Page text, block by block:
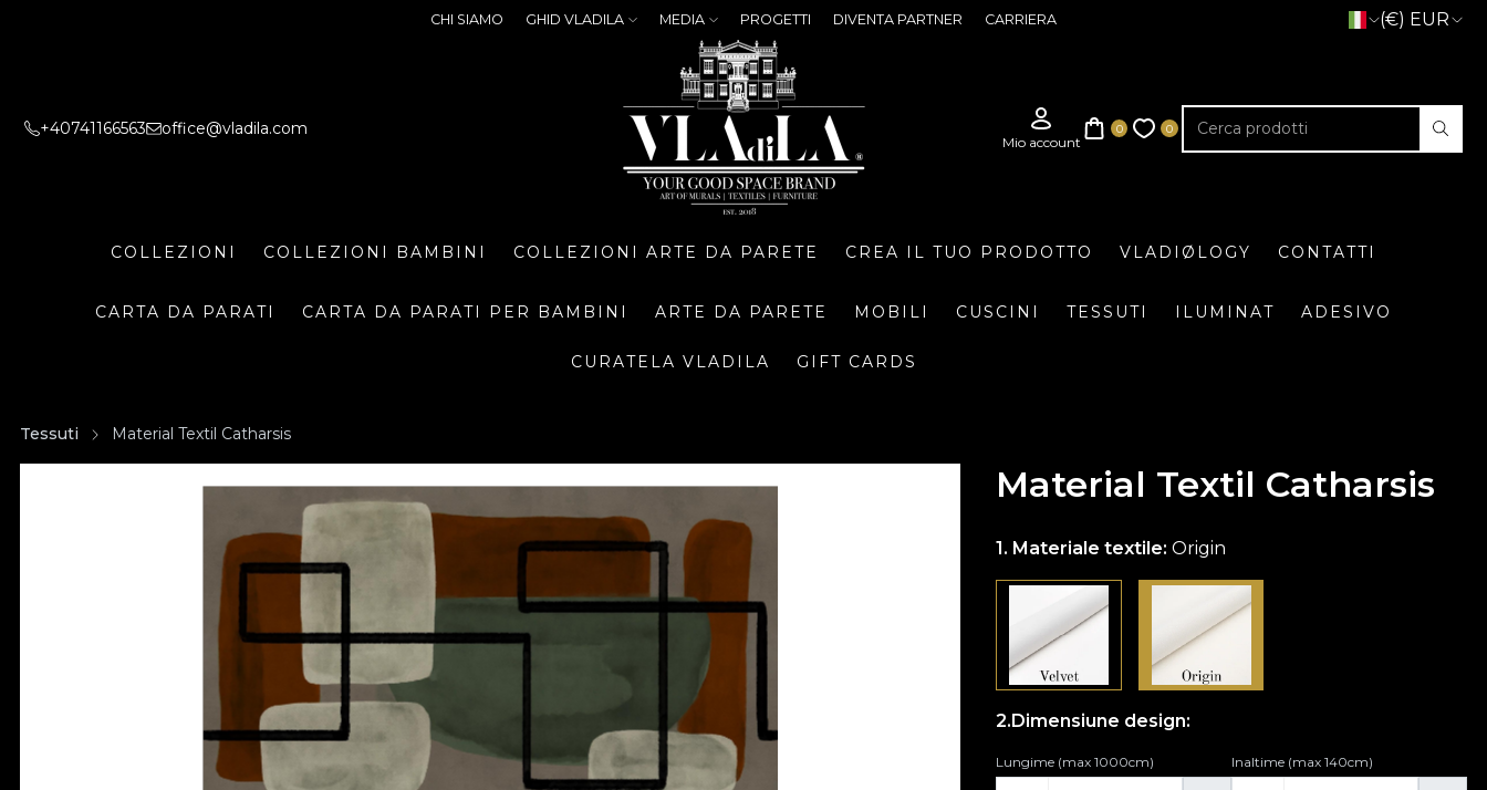
CHI SIAMO GHID VLADILA MEDIA PROGETTI DIVENTA PARTNER CARRIERA (€) EUR
+40741166563 office@vladila.com
COLLEZIONI COLLEZIONI BAMBINI COLLEZIONI ARTE DA PARETE CREA IL TUO PRODOTTO VLADIØLOGY CONTATTI
CARTA DA PARATI CARTA DA PARATI PER BAMBINI ARTE DA PARETE MOBILI CUSCINI TESSUTI ILUMINAT ADESIVO
CURATELA VLADILA GIFT CARDS
Tessuti Material Textil Catharsis
Material Textil Catharsis
Materiale textile:Origin
Dimensiune design:
Lungime (max 1000cm) Inaltime (max 140cm)